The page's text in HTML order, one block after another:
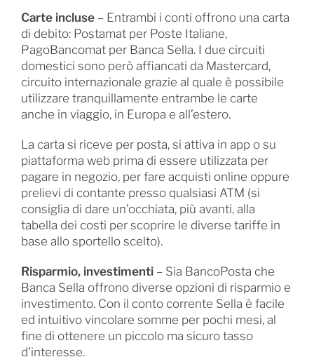
Carte incluse– Entrambi i conti offrono una carta
di debito: Postamat per Poste Italiane,
PagoBancomat per Banca Sella. I due circuiti
domestici sono però affiancati da Mastercard,
circuito internazionale grazie al quale è possibile
utilizzare tranquillamente entrambe le carte
anche in viaggio, in Europa e all’estero.
La carta si riceve per posta, si attiva in app o su
piattaforma web prima di essere utilizzata per
pagare in negozio, per fare acquisti online oppure
prelievi di contante presso qualsiasi ATM (si
consiglia di dare un’occhiata, più avanti, alla
tabella dei costi per scoprire le diverse tariffe in
base allo sportello scelto).
Risparmio, investimenti– Sia BancoPosta che
Banca Sella offrono diverse opzioni di risparmio e
investimento. Con il conto corrente Sella è facile
ed intuitivo vincolare somme per pochi mesi, al
fine di ottenere un piccolo ma sicuro tasso
d’interesse.